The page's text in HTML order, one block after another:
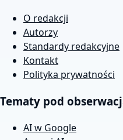
O redakcji
Autorzy
Standardy redakcyjne
Kontakt
Polityka prywatności
Tematy pod
AI w Google